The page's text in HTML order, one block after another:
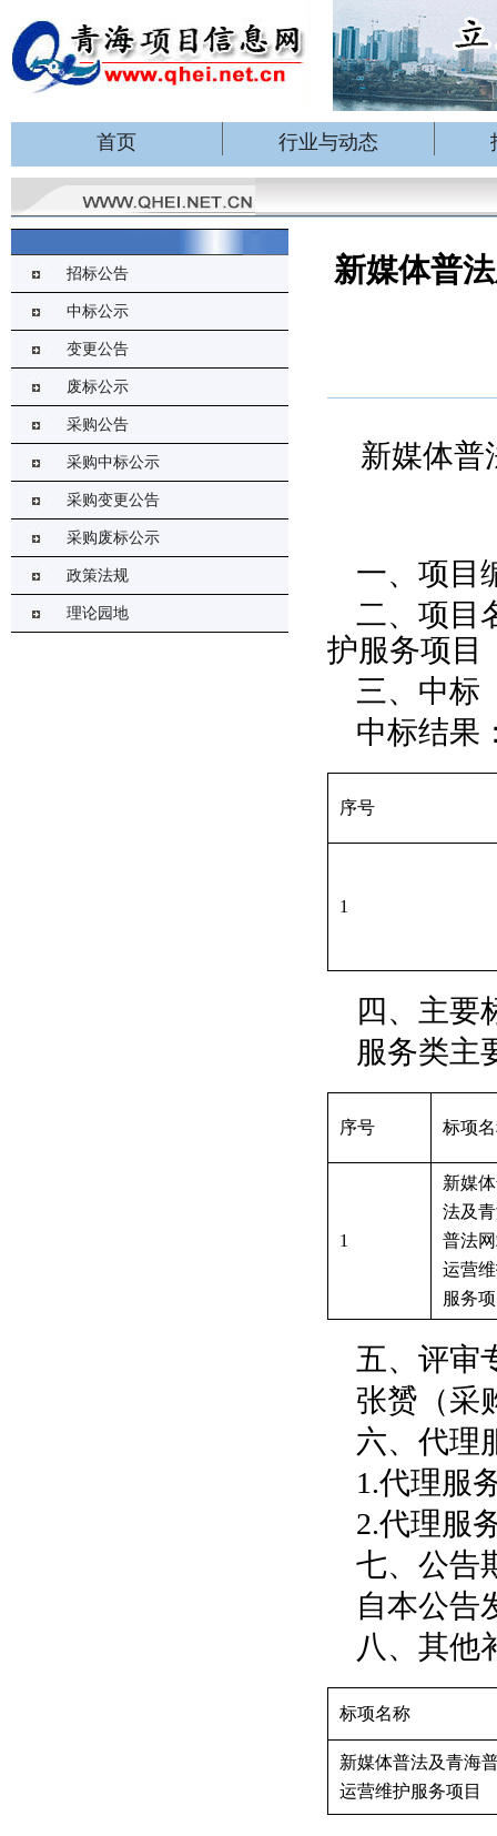
首页 行业与动态
招标公告
中标公示
变更公告
废标公示
采购公告
采购中标公示
采购变更公告
采购废标公示
政策法规
理论园地
新媒体普
新媒体普
一、项目
二、项目
护服务项目
三、中标
中标结果
序号
1
四、主要
服务类主
序号 标项
1
新媒
法及
普法
运营
服务
五、评审
张赟（采
六、代理
1.代理服
2.代理服
七、公告
自本公告
八、其他
标项名称
新媒体普法及青海
运营维护服务项目